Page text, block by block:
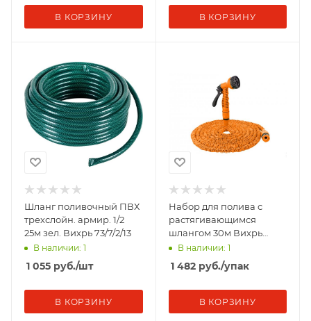
В КОРЗИНУ В КОРЗИНУ
Шланг поливочный ПВХ
трехслойн. армир. 1/2
25м зел. Вихрь 73/7/2/13
В наличии: 1
1 055 руб./шт
В КОРЗИНУ
Набор для полива с
растягивающимся
шлангом 30м Вихрь
73/7/2/27
В наличии: 1
1 482руб./упак
В КОРЗИНУ